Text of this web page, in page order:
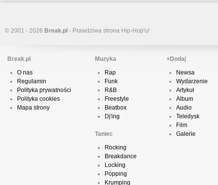
© 2001 - 2026 Break.pl - Prawdziwa strona Hip-Hop'u!
Break.pl
O nas
Regulamin
Polityka prywatności
Polityka cookies
Mapa strony
Muzyka
Rap
Funk
R&B
Freestyle
Beatbox
Dj'ing
Taniec
Rocking
Breakdance
Locking
Popping
Krumping
+Dodaj
Newsa
Wydarzenie
Artykuł
Album
Audio
Teledysk
Film
Galerie